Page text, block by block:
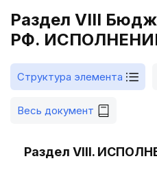
Раздел VIII
РФ.
Структура элемента
Весь документ
Раздел VIII.